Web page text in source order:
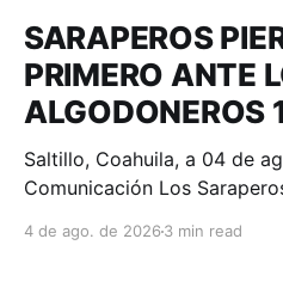
SARAPEROS
PRIMERO ANTE
ALGODONEROS
Saltillo, Coahuila, a 04 de
Comunicación Los Saraperos de Saltillo (38-53)
Laguna (44-47) en el
4 de ago. de 2026 3 min read